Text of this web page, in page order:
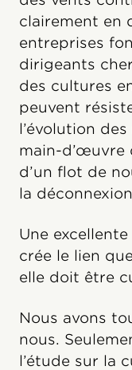
clairement en
entreprises
dirigeants
des cultures
peuvent
l’évolution
main-d’œuvre
d’un flot de
la
Une
crée le lien
elle doit être
Nous avons
nous.
l’étude sur la